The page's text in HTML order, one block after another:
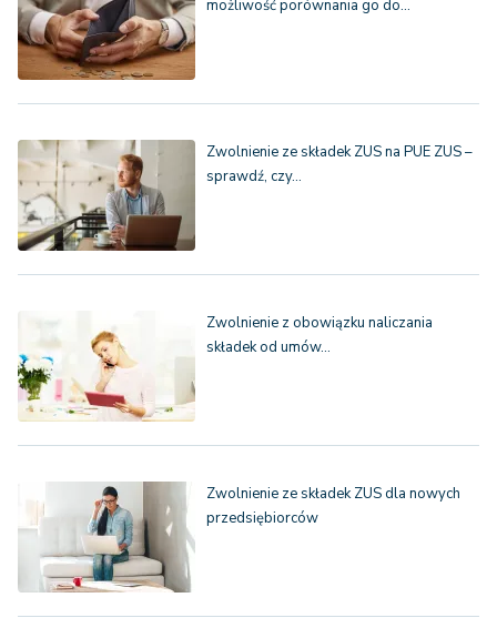
możliwość porównania go do…
Zwolnienie ze składek ZUS na PUE ZUS –
sprawdź, czy…
Zwolnienie z obowiązku naliczania
składek od umów…
Zwolnienie ze składek ZUS dla nowych
przedsiębiorców